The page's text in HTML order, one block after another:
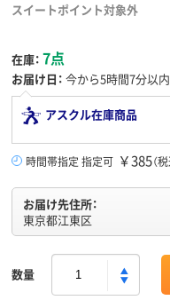
スイートポイント対象外
在庫： 7点
お届け日： 今から5時間7分以
アスクル在庫商品
時間帯指定 指定可 ￥385（
お届け先住所：
東京都江東区
数量